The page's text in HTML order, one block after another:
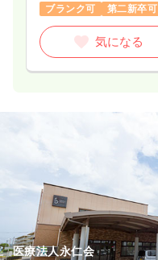
ブランク可
第二新卒可
気になる
医療法人永仁会